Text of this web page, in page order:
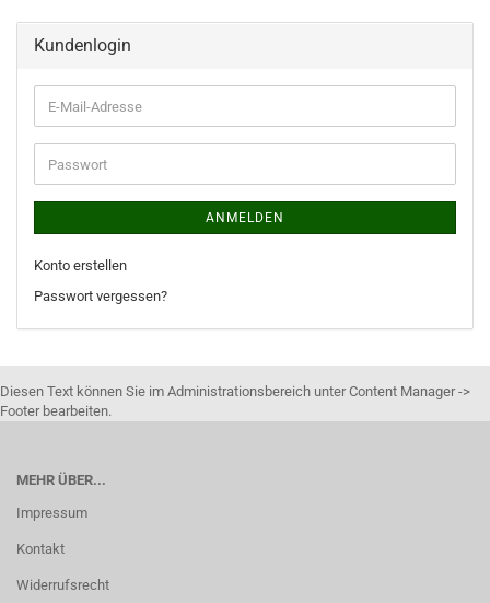
Kundenlogin
ANMELDEN
Konto erstellen
Passwort vergessen?
Diesen Text können Sie im Administrationsbereich unter Content Manager ->
Footer bearbeiten.
MEHR ÜBER...
Impressum
Kontakt
Widerrufsrecht